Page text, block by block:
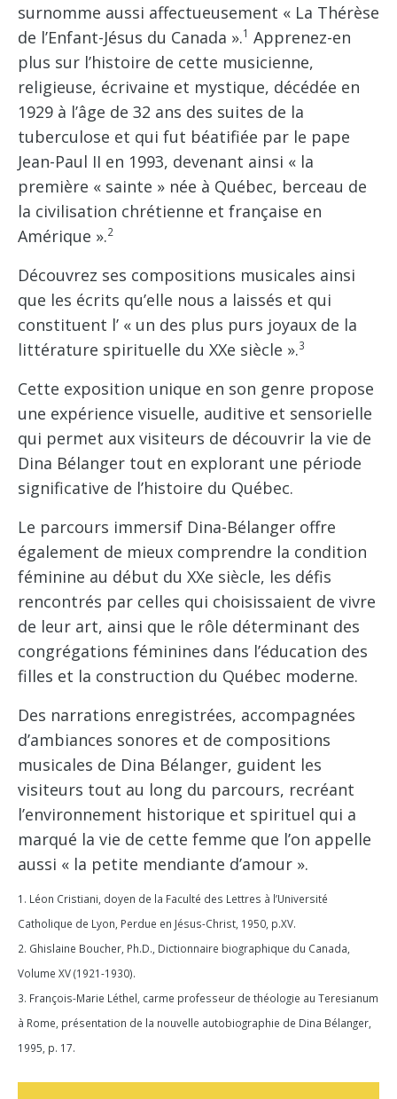
surnomme aussi affectueusement « La Thérèse
de l’Enfant-Jésus du Canada ».1 Apprenez-en
plus sur l’histoire de cette musicienne,
religieuse, écrivaine et mystique, décédée en
1929 à l’âge de 32 ans des suites de la
tuberculose et qui fut béatifiée par le pape
Jean-Paul II en 1993, devenant ainsi « la
première « sainte » née à Québec, berceau de
la civilisation chrétienne et française en
Amérique ».2
Découvrez ses compositions musicales ainsi
que les écrits qu’elle nous a laissés et qui
constituent l’ « un des plus purs joyaux de la
littérature spirituelle du XXe siècle ».3
Cette exposition unique en son genre propose
une expérience visuelle, auditive et sensorielle
qui permet aux visiteurs de découvrir la vie de
Dina Bélanger tout en explorant une période
significative de l’histoire du Québec.
Le parcours immersif Dina-Bélanger offre
également de mieux comprendre la condition
féminine au début du XXe siècle, les défis
rencontrés par celles qui choisissaient de vivre
de leur art, ainsi que le rôle déterminant des
congrégations féminines dans l’éducation des
filles et la construction du Québec moderne.
Des narrations enregistrées, accompagnées
d’ambiances sonores et de compositions
musicales de Dina Bélanger, guident les
visiteurs tout au long du parcours, recréant
l’environnement historique et spirituel qui a
marqué la vie de cette femme que l’on appelle
aussi « la petite mendiante d’amour ».
1. Léon Cristiani, doyen de la Faculté des Lettres à l’Université
Catholique de Lyon, Perdue en Jésus-Christ, 1950, p.XV.
2. Ghislaine Boucher, Ph.D., Dictionnaire biographique du Canada,
Volume XV (1921-1930).
3. François-Marie Léthel, carme professeur de théologie au Teresianum
à Rome, présentation de la nouvelle autobiographie de Dina Bélanger,
1995, p. 17.